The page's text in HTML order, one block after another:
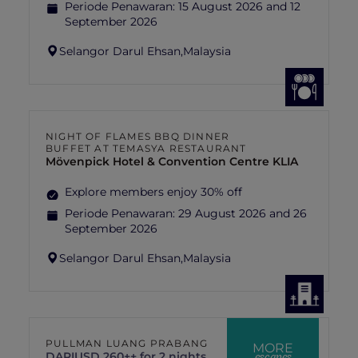
Periode Penawaran: 15 August 2026 and 12
September 2026
Selangor Darul Ehsan,Malaysia
NIGHT OF FLAMES BBQ DINNER
BUFFET AT TEMASYA RESTAURANT
Mövenpick Hotel & Convention Centre KLIA
Explore members enjoy 30% off
Periode Penawaran: 29 August 2026 and 26
September 2026
Selangor Darul Ehsan,Malaysia
MORE
PULLMAN LUANG PRABANG